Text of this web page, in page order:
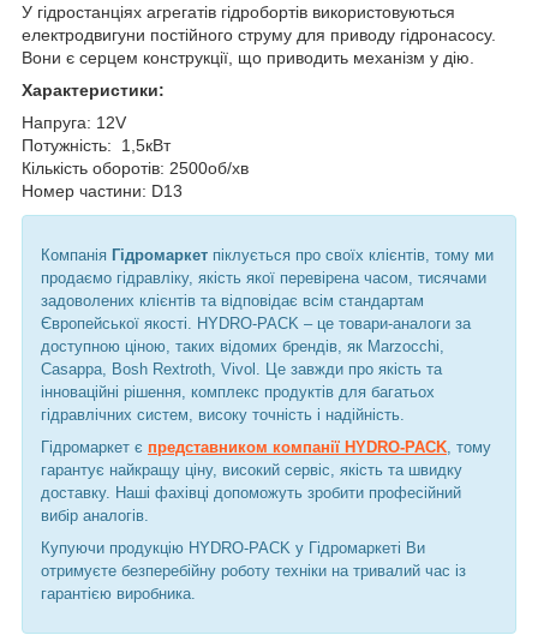
У гідростанціях агрегатів гідробортів використовуються
електродвигуни постійного струму для приводу гідронасосу.
Вони є серцем конструкції, що приводить механізм у дію.
Характеристики:
Напруга: 12V
Потужність: 1,5кВт
Кількість оборотів: 2500об/хв
Номер частини: D13
Компанія Гідромаркет піклується про своїх клієнтів, тому ми
продаємо гідравліку, якість якої перевірена часом, тисячами
задоволених клієнтів та відповідає всім стандартам
Європейської якості. HYDRO-PACK – це товари-аналоги за
доступною ціною, таких відомих брендів, як Marzocchi,
Casappa, Bosh Rextroth, Vivol. Це завжди про якість та
інноваційні рішення, комплекс продуктів для багатьох
гідравлічних систем, високу точність і надійність.
Гідромаркет є представником компанії HYDRO-PACK , тому
гарантує найкращу ціну, високий сервіс, якість та швидку
доставку. Наші фахівці допоможуть зробити професійний
вибір аналогів.
Купуючи продукцію HYDRO-PACK у Гідромаркеті Ви
отримуєте безперебійну роботу техніки на тривалий час із
гарантією виробника.